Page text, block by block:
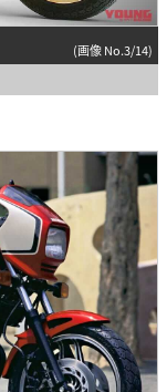
(画像 No.3/14)